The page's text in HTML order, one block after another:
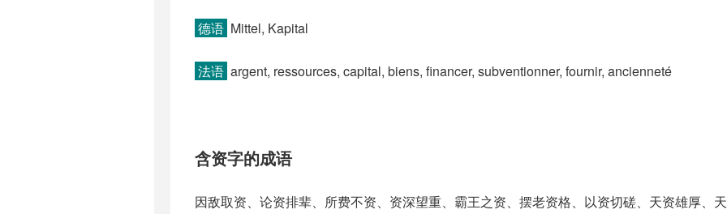
德语 Mittel, Kapital
法语 argent, ressources, capital, biens, financer, subventionner, fournir, ancienneté
含资字的成语
因敌取资、论资排辈、所费不资、资深望重、霸王之资、摆老资格、以资切磋、天资雄厚、